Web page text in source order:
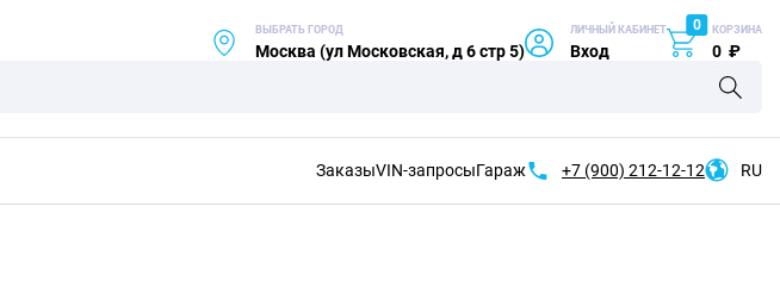
ВЫБРАТЬ ГОРОД
Москва (ул Московская, д 6 стр 5)
ЛИЧНЫЙ КАБИНЕТ
Вход
0 КОРЗИНА
0 ₽
ЗаказыVIN-запросыГараж +7 (900) 212-12-12 RU